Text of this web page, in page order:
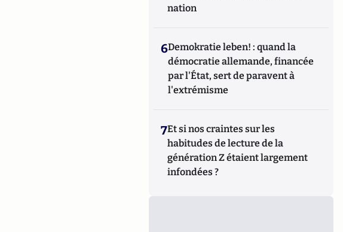
nation
6Demokratie leben! : quand la
démocratie allemande, financée
par l'État, sert de paravent à
l'extrémisme
7Et si nos craintes sur les
habitudes de lecture de la
génération Z étaient largement
infondées ?